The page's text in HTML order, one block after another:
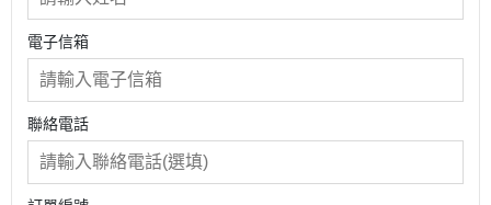
電子信箱
聯絡電話